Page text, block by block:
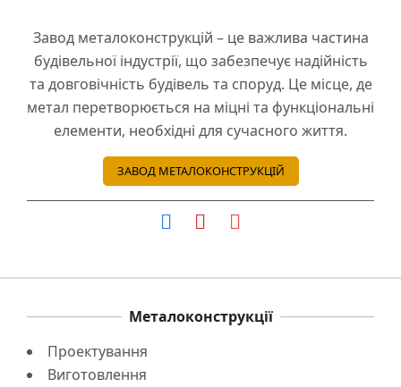
Завод металоконструкцій – це важлива частина
будівельної індустрії, що забезпечує надійність
та довговічність будівель та споруд. Це місце, де
метал перетворюється на міцні та функціональні
елементи, необхідні для сучасного життя.
ЗАВОД МЕТАЛОКОНСТРУКЦІЙ
Металоконструкції
Проектування
Виготовлення